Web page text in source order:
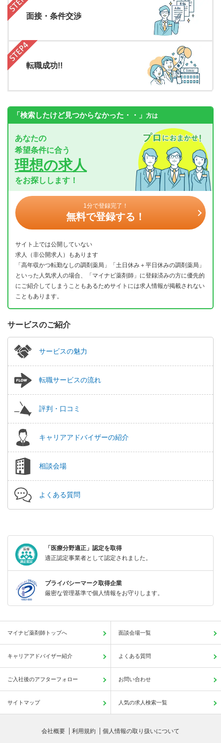
面接・条件交渉
転職成功!!
「検索したけど見つからなかった・・」 方は
あなたの
希望条件に合う
理想の求人
をお探しします！
1分で登録完了！
無料で登録する！
サイト上では公開していない
求人（非公開求人）もあります
「高年収かつ転勤なしの調剤薬局」「土日休み＋平日休みの調剤薬局」
といった人気求人の場合、「マイナビ薬剤師」に登録済みの方に優先的
にご紹介してしまうこともあるためサイトには求人情報が掲載されない
こともあります。
サービスのご紹介
サービスの魅力
転職サービスの流れ
評判・口コミ
キャリアアドバイザーの紹介
相談会場
よくある質問
「医療分野適正」認定を取得
適正認定事業者として認定されました。
プライバシーマーク取得企業
厳密な管理基準で個人情報をお守りします。
マイナビ薬剤師トップへ 面談会場一覧
キャリアアドバイザー紹介 よくある質問
ご入社後のアフターフォロー お問い合わせ
サイトマップ 人気の求人検索一覧
会社概要 利用規約 個人情報の取り扱いについて